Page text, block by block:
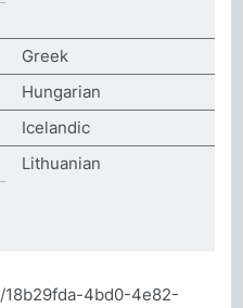
Greek
Hungarian
Icelandic
Lithuanian
4bd0-4e82-